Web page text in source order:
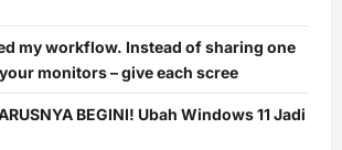
my workflow. Instead of sharing one
monitors – give each scree
BEGINI! Ubah Windows 11 Jadi